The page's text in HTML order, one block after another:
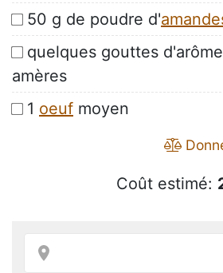
50 g de poudre d'
quelques gouttes
amères
1 oeuf moyen
Coût estimé: